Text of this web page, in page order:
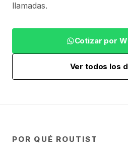
llamadas.
Cotizar por
Ver todos los
POR QUÉ ROUTIST